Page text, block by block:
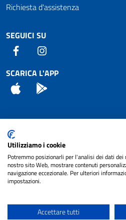
Richiesta d'assistenza
SEGUICI SU
Facebook
SCARICA L'APP
App Store
Attuazione Misure PNRR
Piano di miglioramento del sito
Note legali
cura diNET SMART
Utilizziamo i cookie
Potremmo posizionarli per l'analisi dei dati
nostro sito Web, mostrare contenuti
navigazione eccezionale. Per ulteriori
impostazioni.
Accettare tutti